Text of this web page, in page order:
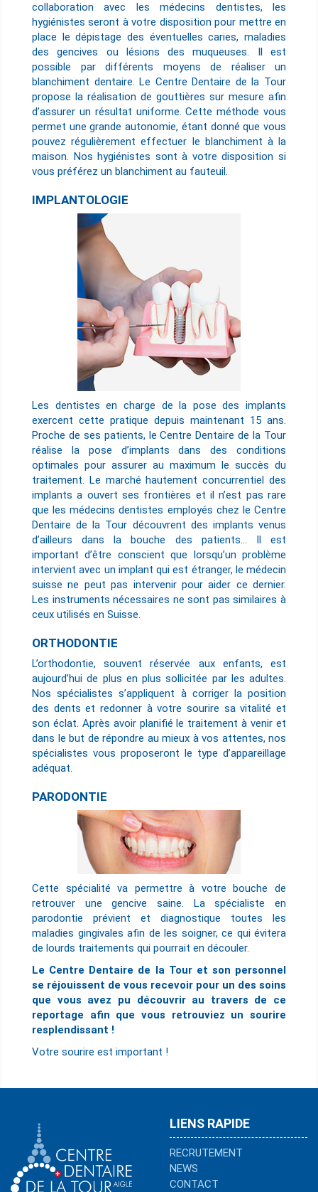
collaboration avec les médecins dentistes, les
hygiénistes seront à votre disposition pour mettre en
place le dépistage des éventuelles caries, maladies
des gencives ou lésions des muqueuses. Il est
possible par différents moyens de réaliser un
blanchiment dentaire. Le Centre Dentaire de la Tour
propose la réalisation de gouttières sur mesure afin
d’assurer un résultat uniforme. Cette méthode vous
permet une grande autonomie, étant donné que vous
pouvez régulièrement effectuer le blanchiment à la
maison. Nos hygiénistes sont à votre disposition si
vous préférez un blanchiment au fauteuil.
IMPLANTOLOGIE
Les dentistes en charge de la pose des implants
exercent cette pratique depuis maintenant 15 ans.
Proche de ses patients, le Centre Dentaire de la Tour
réalise la pose d’implants dans des conditions
optimales pour assurer au maximum le succès du
traitement. Le marché hautement concurrentiel des
implants a ouvert ses frontières et il n’est pas rare
que les médecins dentistes employés chez le Centre
Dentaire de la Tour découvrent des implants venus
d’ailleurs dans la bouche des patients… Il est
important d’être conscient que lorsqu’un problème
intervient avec un implant qui est étranger, le médecin
suisse ne peut pas intervenir pour aider ce dernier.
Les instruments nécessaires ne sont pas similaires à
ceux utilisés en Suisse.
ORTHODONTIE
L’orthodontie, souvent réservée aux enfants, est
aujourd’hui de plus en plus sollicitée par les adultes.
Nos spécialistes s’appliquent à corriger la position
des dents et redonner à votre sourire sa vitalité et
son éclat. Après avoir planifié le traitement à venir et
dans le but de répondre au mieux à vos attentes, nos
spécialistes vous proposeront le type d’appareillage
adéquat.
PARODONTIE
Cette spécialité va permettre à votre bouche de
retrouver une gencive saine. La spécialiste en
parodontie prévient et diagnostique toutes les
maladies gingivales afin de les soigner, ce qui évitera
de lourds traitements qui pourrait en découler.
Le Centre Dentaire de la Tour et son personnel
se réjouissent de vous recevoir pour un des soins
que vous avez pu découvrir au travers de ce
reportage afin que vous retrouviez un sourire
resplendissant !
Votre sourire est important !
LIENS RAPIDE
RECRUTEMENT
NEWS
CONTACT